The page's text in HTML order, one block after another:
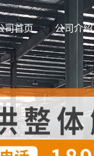
司首页 公司介绍